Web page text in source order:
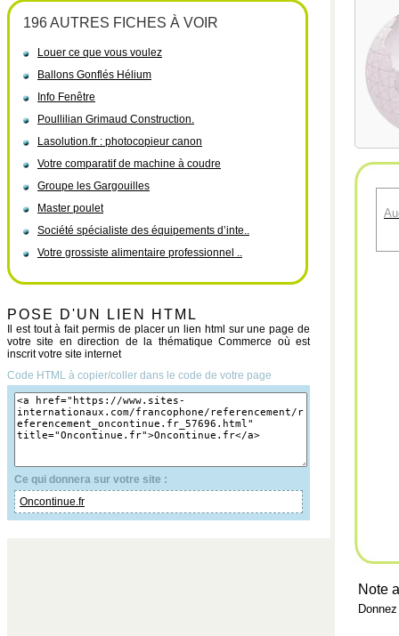
196 AUTRES FICHES À VOIR
Louer ce que vous voulez
Ballons Gonflés Hélium
Info Fenêtre
Poullilian Grimaud Construction.
Lasolution.fr : photocopieur canon
Votre comparatif de machine à coudre
Groupe les Gargouilles
Master poulet
Société spécialiste des équipements d’inte..
Votre grossiste alimentaire professionnel ..
POSE D'UN LIEN HTML
Il est tout à fait permis de placer un lien html sur une page de
votre site en direction de la thématique Commerce où est
inscrit votre site internet
Code HTML à copier/coller dans le code de votre page
Ce qui donnera sur votre site :
Oncontinue.fr
Note